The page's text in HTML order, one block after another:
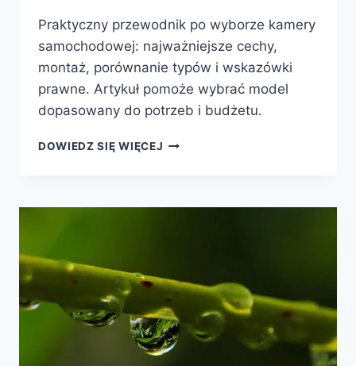
Praktyczny przewodnik po wyborze kamery
samochodowej: najważniejsze cechy,
montaż, porównanie typów i wskazówki
prawne. Artykuł pomoże wybrać model
dopasowany do potrzeb i budżetu.
DOWIEDZ SIĘ WIĘCEJ JAK
SAMOCHODOWĄ